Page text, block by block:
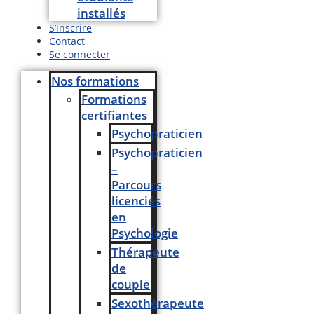
installés
S’inscrire
Contact
Se connecter
Nos formations
Formations
certifiantes
Psychopraticien
Psychopraticien
–
Parcours
licenciés
en
Psychologie
Thérapeute
de
couple
Sexothérapeute